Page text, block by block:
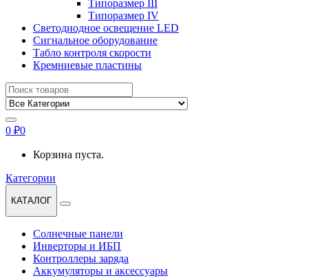
Типоразмер III
Типоразмер IV
Светодиодное освещение LED
Сигнальное оборудование
Табло контроля скорости
Кремниевые пластины
Найти:
0 ₽0
Корзина пуста.
Категории
КАТАЛОГ
Солнечные панели
Инверторы и ИБП
Контроллеры заряда
Аккумуляторы и аксессуары